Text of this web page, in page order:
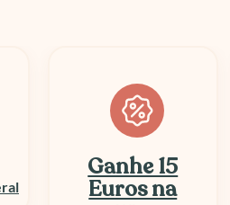
Até 50% OFF
E-SIM e Chip Viagem